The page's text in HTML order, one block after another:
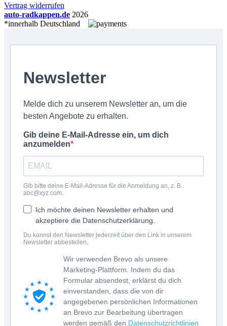
Vertrag widerrufen
auto-radkappen.de 2026
*innerhalb Deutschland
Newsletter
Melde dich zu unserem Newsletter an, um die
besten Angebote zu erhalten.
Gib deine E-Mail-Adresse ein, um dich
anzumelden
Gib bitte deine E-Mail-Adresse für die Anmeldung an, z. B.
abc@xyz.com.
Ich möchte deinen Newsletter erhalten und
akzeptiere die Datenschutzerklärung.
Du kannst den Newsletter jederzeit über den Link in unserem
Newsletter abbestellen.
Wir verwenden Brevo als unsere
Marketing-Plattform. Indem du das
Formular absendest, erklärst du dich
einverstanden, dass die von dir
angegebenen persönlichen Informationen
an Brevo zur Bearbeitung übertragen
werden gemäß den Datenschutzrichtlinien